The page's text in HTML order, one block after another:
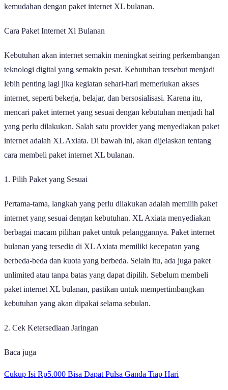
kemudahan dengan paket internet XL bulanan.
Cara Paket Internet Xl Bulanan
Kebutuhan akan internet semakin meningkat seiring perkembangan
teknologi digital yang semakin pesat. Kebutuhan tersebut menjadi
lebih penting lagi jika kegiatan sehari-hari memerlukan akses
internet, seperti bekerja, belajar, dan bersosialisasi. Karena itu,
mencari paket internet yang sesuai dengan kebutuhan menjadi hal
yang perlu dilakukan. Salah satu provider yang menyediakan paket
internet adalah XL Axiata. Di bawah ini, akan dijelaskan tentang
cara membeli paket internet XL bulanan.
1. Pilih Paket yang Sesuai
Pertama-tama, langkah yang perlu dilakukan adalah memilih paket
internet yang sesuai dengan kebutuhan. XL Axiata menyediakan
berbagai macam pilihan paket untuk pelanggannya. Paket internet
bulanan yang tersedia di XL Axiata memiliki kecepatan yang
berbeda-beda dan kuota yang berbeda. Selain itu, ada juga paket
unlimited atau tanpa batas yang dapat dipilih. Sebelum membeli
paket internet XL bulanan, pastikan untuk mempertimbangkan
kebutuhan yang akan dipakai selama sebulan.
2. Cek Ketersediaan Jaringan
Baca juga
Cukup Isi Rp5.000 Bisa Dapat Pulsa Ganda Tiap Hari